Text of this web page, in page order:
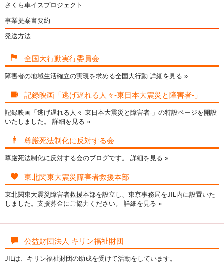
さくら車イスプロジェクト
事業提案書要約
発送方法
全国大行動実行委員会
障害者の地域生活確立の実現を求める全国大行動 詳細を見る »
記録映画「逃げ遅れる人々-東日本大震災と障害者-」
記録映画「逃げ遅れる人々-東日本大震災と障害者-」の特設ページを開設
いたしました。 詳細を見る »
尊厳死法制化に反対する会
尊厳死法制化に反対する会のブログです。 詳細を見る »
東北関東大震災障害者救援本部
東北関東大震災障害者救援本部を設立し、東京事務局をJIL内に設置いた
しました。支援募金にご協力ください。 詳細を見る »
公益財団法人 キリン福祉財団
JILは、キリン福祉財団の助成を受けて活動をしています。